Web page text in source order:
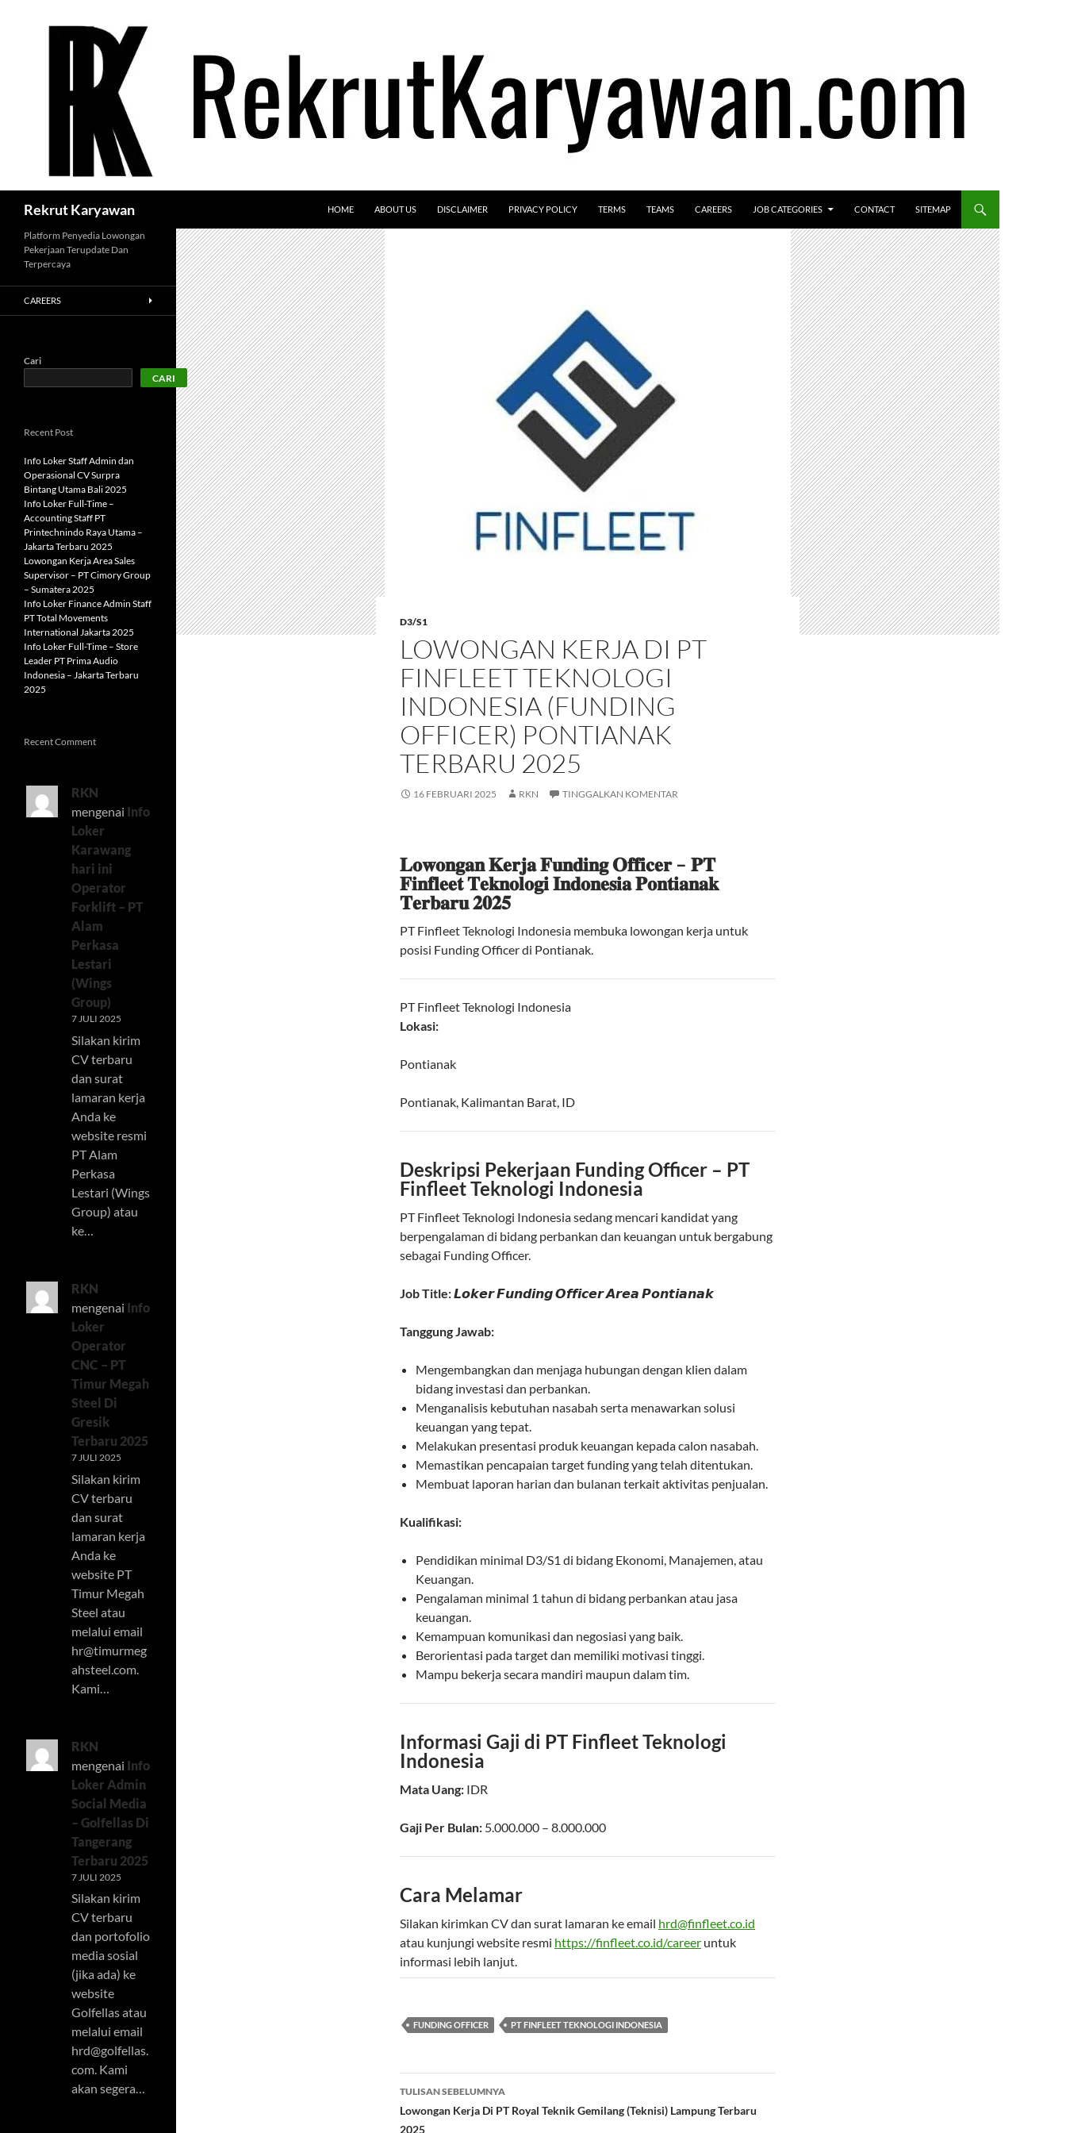
Rekrut Karyawan HOME ABOUT US DISCLAIMER PRIVACY POLICY TERMS TEAMS CAREERS JOB CATEGORIES CONTACT SITEMAP
D3/S1
LOWONGAN KERJA DI PT
FINFLEET TEKNOLOGI
INDONESIA (FUNDING
OFFICER) PONTIANAK
TERBARU 2025
16 FEBRUARI 2025 RKN TINGGALKAN KOMENTAR
𝐋𝐨𝐰𝐨𝐧𝐠𝐚𝐧 𝐊𝐞𝐫𝐣𝐚 𝐅𝐮𝐧𝐝𝐢𝐧𝐠 𝐎𝐟𝐟𝐢𝐜𝐞𝐫 – 𝐏𝐓
𝐅𝐢𝐧𝐟𝐥𝐞𝐞𝐭 𝐓𝐞𝐤𝐧𝐨𝐥𝐨𝐠𝐢 𝐈𝐧𝐝𝐨𝐧𝐞𝐬𝐢𝐚 𝐏𝐨𝐧𝐭𝐢𝐚𝐧𝐚𝐤
𝐓𝐞𝐫𝐛𝐚𝐫𝐮 𝟐𝟎𝟐𝟓
PT Finfleet Teknologi Indonesia membuka lowongan kerja untuk
posisi Funding Officer di Pontianak.
PT Finfleet Teknologi Indonesia
Lokasi:
Pontianak
Pontianak, Kalimantan Barat, ID
Deskripsi Pekerjaan Funding Officer – PT
Finfleet Teknologi Indonesia
PT Finfleet Teknologi Indonesia sedang mencari kandidat yang
berpengalaman di bidang perbankan dan keuangan untuk bergabung
sebagai Funding Officer.
Job Title:𝙇𝙤𝙠𝙚𝙧 𝙁𝙪𝙣𝙙𝙞𝙣𝙜 𝙊𝙛𝙛𝙞𝙘𝙚𝙧 𝘼𝙧𝙚𝙖 𝙋𝙤𝙣𝙩𝙞𝙖𝙣𝙖𝙠
Tanggung Jawab:
Mengembangkan dan menjaga hubungan dengan klien dalam
bidang investasi dan perbankan.
Menganalisis kebutuhan nasabah serta menawarkan solusi
keuangan yang tepat.
Melakukan presentasi produk keuangan kepada calon nasabah.
Memastikan pencapaian target funding yang telah ditentukan.
Membuat laporan harian dan bulanan terkait aktivitas penjualan.
Kualifikasi:
Pendidikan minimal D3/S1 di bidang Ekonomi, Manajemen, atau
Keuangan.
Pengalaman minimal 1 tahun di bidang perbankan atau jasa
keuangan.
Kemampuan komunikasi dan negosiasi yang baik.
Berorientasi pada target dan memiliki motivasi tinggi.
Mampu bekerja secara mandiri maupun dalam tim.
Informasi Gaji di PT Finfleet Teknologi
Indonesia
Mata Uang: IDR
Gaji Per Bulan: 5.000.000 – 8.000.000
Cara Melamar
Silakan kirimkan CV dan surat lamaran ke email hrd@finfleet.co.id
atau kunjungi website resmi https://finfleet.co.id/career untuk
informasi lebih lanjut.
FUNDING OFFICER PT FINFLEET TEKNOLOGI INDONESIA
Navigasi
Tulisan
TULISAN SEBELUMNYA
Lowongan Kerja Di PT Royal Teknik Gemilang (Teknisi) Lampung Terbaru
2025
Platform Penyedia Lowongan
Pekerjaan Terupdate Dan
Terpercaya
CAREERS
Cari
CARI
Recent Post
Info Loker Staff Admin dan
Operasional CV Surpra
Bintang Utama Bali 2025
Info Loker Full-Time –
Accounting Staff PT
Printechnindo Raya Utama –
Jakarta Terbaru 2025
Lowongan Kerja Area Sales
Supervisor – PT Cimory Group
– Sumatera 2025
Info Loker Finance Admin Staff
PT Total Movements
International Jakarta 2025
Info Loker Full-Time – Store
Leader PT Prima Audio
Indonesia – Jakarta Terbaru
2025
Recent Comment
RKN
mengenai Info
Loker
Karawang
hari ini
Operator
Forklift – PT
Alam
Perkasa
Lestari
(Wings
Group)
7 JULI 2025
Silakan kirim
CV terbaru
dan surat
lamaran kerja
Anda ke
website resmi
PT Alam
Perkasa
Lestari (Wings
Group) atau
ke…
RKN
mengenai Info
Loker
Operator
CNC – PT
Timur Megah
Steel Di
Gresik
Terbaru 2025
7 JULI 2025
Silakan kirim
CV terbaru
dan surat
lamaran kerja
Anda ke
website PT
Timur Megah
Steel atau
melalui email
hr@timurmeg
ahsteel.com
Kami…
RKN
mengenai Info
Loker Admin
Social Media
– Golfellas Di
Tangerang
Terbaru 2025
7 JULI 2025
Silakan kirim
CV terbaru
dan portofolio
media sosial
(jika ada) ke
website
Golfellas atau
melalui email
hrd@golfellas.
com. Kami
akan segera…